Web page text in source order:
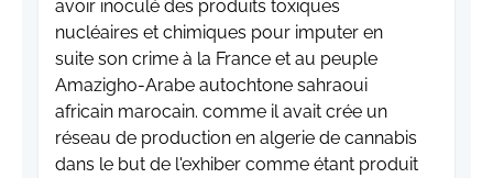
avoir inoculé des produits toxiques
nucléaires et chimiques pour imputer en
suite son crime à la France et au peuple
Amazigho-Arabe autochtone sahraoui
africain marocain. comme il avait crée un
réseau de production en algerie de cannabis
dans le but de l'exhiber comme étant produit